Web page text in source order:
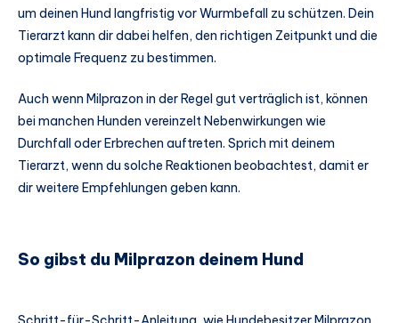
um deinen Hund langfristig vor Wurmbefall zu schützen. Dein
Tierarzt kann dir dabei helfen, den richtigen Zeitpunkt und die
optimale Frequenz zu bestimmen.
Auch wenn Milprazon in der Regel gut verträglich ist, können
bei manchen Hunden vereinzelt Nebenwirkungen wie
Durchfall oder Erbrechen auftreten. Sprich mit deinem
Tierarzt, wenn du solche Reaktionen beobachtest, damit er
dir weitere Empfehlungen geben kann.
So gibst du Milprazon deinem Hund